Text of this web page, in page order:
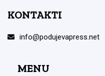
KONTAKTI
info@podujevapress.net
MENU